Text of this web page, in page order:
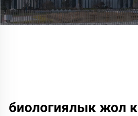
биологиялык жол